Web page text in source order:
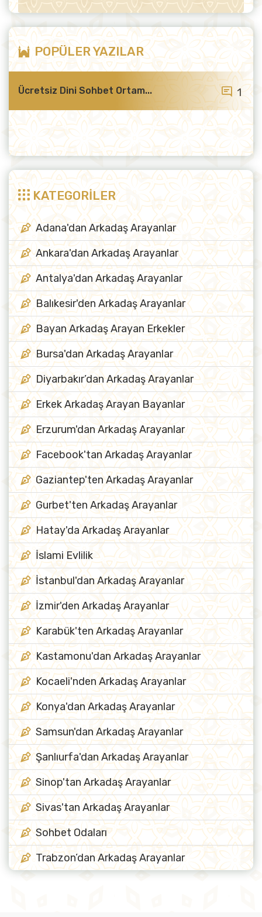
POPÜLER YAZILAR
Ücretsiz Dini Sohbet Ortam... 1
KATEGORİLER
Adana'dan Arkadaş Arayanlar
Ankara'dan Arkadaş Arayanlar
Antalya'dan Arkadaş Arayanlar
Balıkesir'den Arkadaş Arayanlar
Bayan Arkadaş Arayan Erkekler
Bursa'dan Arkadaş Arayanlar
Diyarbakır’dan Arkadaş Arayanlar
Erkek Arkadaş Arayan Bayanlar
Erzurum'dan Arkadaş Arayanlar
Facebook'tan Arkadaş Arayanlar
Gaziantep'ten Arkadaş Arayanlar
Gurbet'ten Arkadaş Arayanlar
Hatay'da Arkadaş Arayanlar
İslami Evlilik
İstanbul'dan Arkadaş Arayanlar
İzmir'den Arkadaş Arayanlar
Karabük'ten Arkadaş Arayanlar
Kastamonu'dan Arkadaş Arayanlar
Kocaeli'nden Arkadaş Arayanlar
Konya'dan Arkadaş Arayanlar
Samsun'dan Arkadaş Arayanlar
Şanlıurfa'dan Arkadaş Arayanlar
Sinop'tan Arkadaş Arayanlar
Sivas'tan Arkadaş Arayanlar
Sohbet Odaları
Trabzon’dan Arkadaş Arayanlar